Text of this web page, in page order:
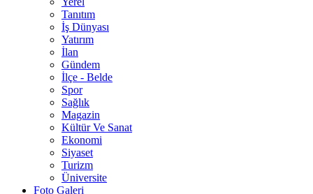
Tanıtım
İş Dünyası
Yatırım
İlan
Gündem
İlçe - Belde
Spor
Sağlık
Magazin
Kültür Ve Sanat
Ekonomi
Siyaset
Turizm
Üniversite
Foto Galeri